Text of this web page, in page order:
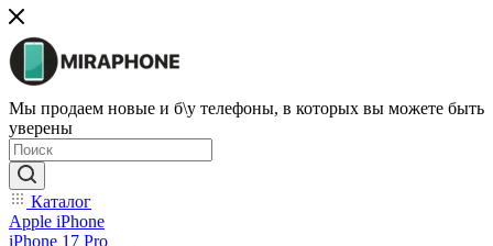
Мы продаем новые и б\у телефоны, в которых вы можете быть
уверены
Каталог
Apple iPhone
iPhone 17 Pro